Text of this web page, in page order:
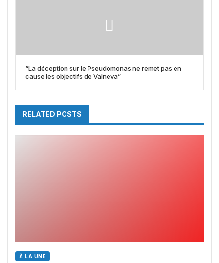
“La déception sur le Pseudomonas ne remet pas en
cause les objectifs de Valneva”
RELATED POSTS
À LA UNE